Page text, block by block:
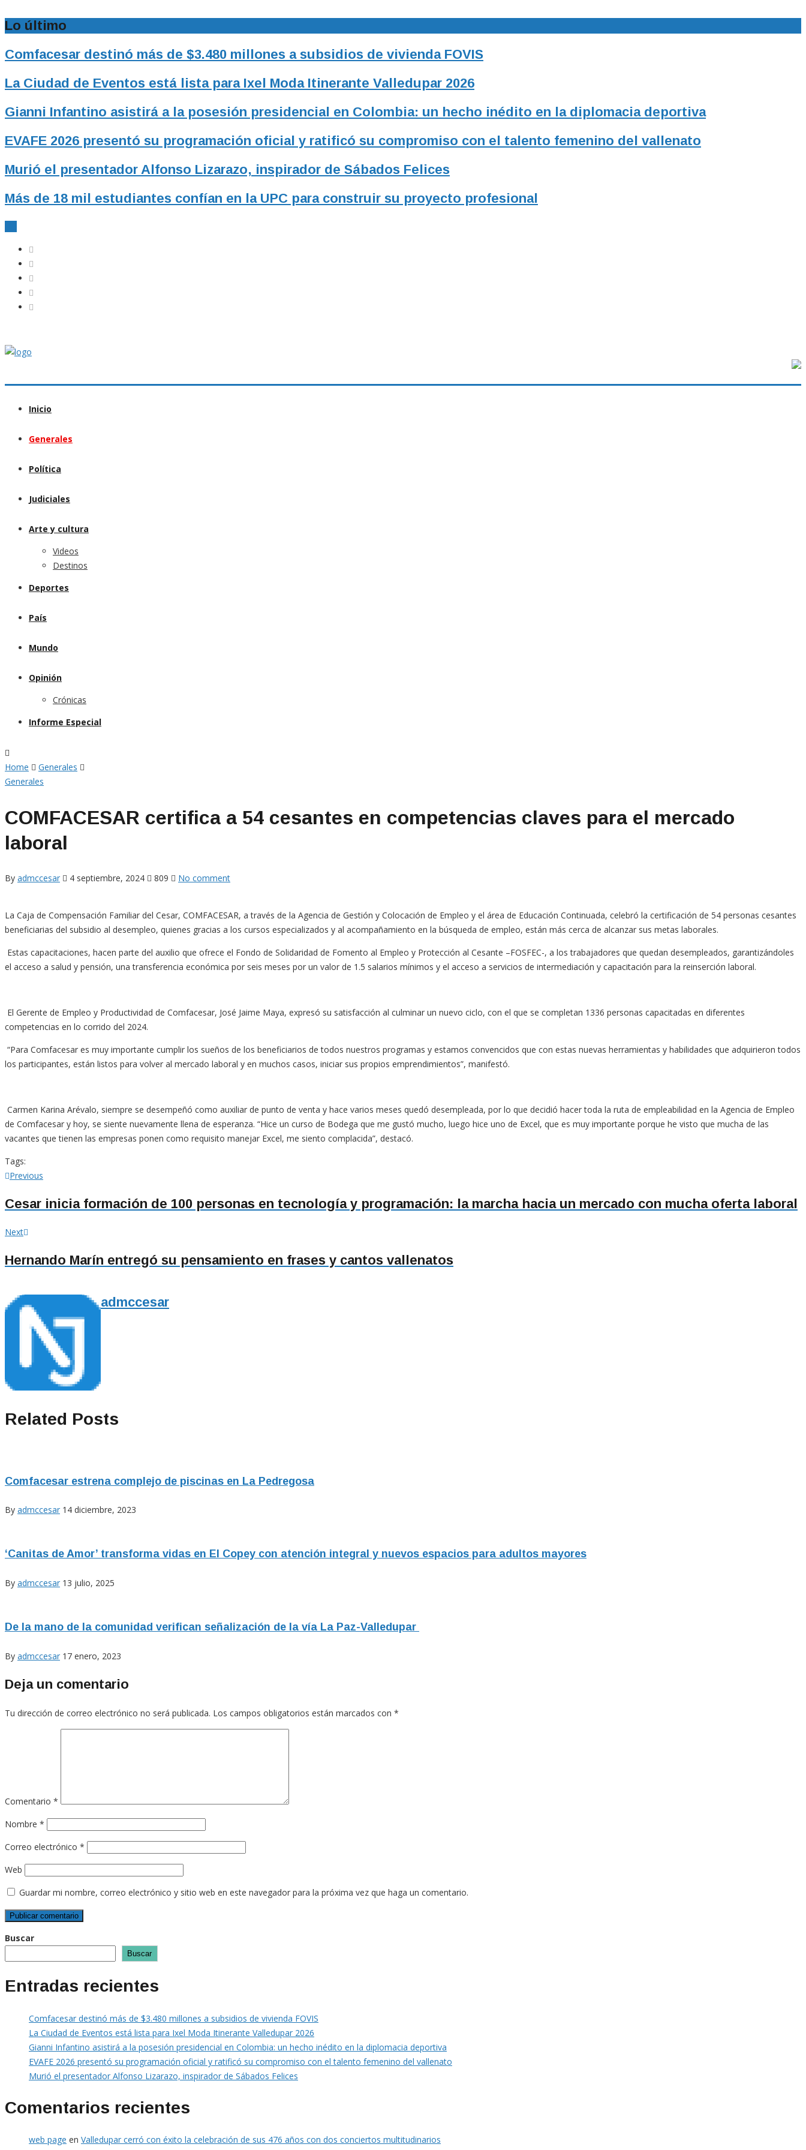
Lo último
Comfacesar destinó más de $3.480 millones a subsidios de vivienda FOVIS
La Ciudad de Eventos está lista para Ixel Moda Itinerante Valledupar 2026
Gianni Infantino asistirá a la posesión presidencial en Colombia: un hecho inédito en la diplomacia deportiva
EVAFE 2026 presentó su programación oficial y ratificó su compromiso con el talento femenino del vallenato
Murió el presentador Alfonso Lizarazo, inspirador de Sábados Felices
Más de 18 mil estudiantes confían en la UPC para construir su proyecto profesional
Inicio
Generales
Política
Judiciales
Arte y cultura
Videos
Destinos
Deportes
País
Mundo
Opinión
Crónicas
Informe Especial
Home
Generales
Generales
COMFACESAR certifica a 54 cesantes en competencias claves para el mercado
laboral
By admccesar 4 septiembre, 2024 809 No comment
La Caja de Compensación Familiar del Cesar, COMFACESAR, a través de la Agencia de Gestión y Colocación de Empleo y el área de Educación Continuada, celebró la certificación de 54 personas cesantes
beneficiarias del subsidio al desempleo, quienes gracias a los cursos especializados y al acompañamiento en la búsqueda de empleo, están más cerca de alcanzar sus metas laborales.
Estas capacitaciones, hacen parte del auxilio que ofrece el Fondo de Solidaridad de Fomento al Empleo y Protección al Cesante –FOSFEC-, a los trabajadores que quedan desempleados, garantizándoles
el acceso a salud y pensión, una transferencia económica por seis meses por un valor de 1.5 salarios mínimos y el acceso a servicios de intermediación y capacitación para la reinserción laboral.
El Gerente de Empleo y Productividad de Comfacesar, José Jaime Maya, expresó su satisfacción al culminar un nuevo ciclo, con el que se completan 1336 personas capacitadas en diferentes
competencias en lo corrido del 2024.
“Para Comfacesar es muy importante cumplir los sueños de los beneficiarios de todos nuestros programas y estamos convencidos que con estas nuevas herramientas y habilidades que adquirieron todos
los participantes, están listos para volver al mercado laboral y en muchos casos, iniciar sus propios emprendimientos”, manifestó.
Carmen Karina Arévalo, siempre se desempeñó como auxiliar de punto de venta y hace varios meses quedó desempleada, por lo que decidió hacer toda la ruta de empleabilidad en la Agencia de Empleo
de Comfacesar y hoy, se siente nuevamente llena de esperanza. “Hice un curso de Bodega que me gustó mucho, luego hice uno de Excel, que es muy importante porque he visto que mucha de las
vacantes que tienen las empresas ponen como requisito manejar Excel, me siento complacida”, destacó.
Tags:
Navegación
de
Previous
Cesar inicia formación de 100 personas en tecnología y programación: la marcha hacia un mercado con mucha oferta laboral
Next
Hernando Marín entregó su pensamiento en frases y cantos vallenatos
admccesar
Related Posts
Comfacesar estrena complejo de piscinas en La Pedregosa
By admccesar 14 diciembre, 2023
‘Canitas de Amor’ transforma vidas en El Copey con atención integral y nuevos espacios para adultos mayores
By admccesar 13 julio, 2025
De la mano de la comunidad verifican señalización de la vía La Paz-Valledupar
By admccesar 17 enero, 2023
Deja un comentario
Tu dirección de correo electrónico no será publicada. Los campos obligatorios están marcados con *
Comentario *
Nombre *
Correo electrónico *
Web
Guardar mi nombre, correo electrónico y sitio web en este navegador para la próxima vez que haga un comentario.
Buscar
Buscar
Entradas recientes
Comfacesar destinó más de $3.480 millones a subsidios de vivienda FOVIS
La Ciudad de Eventos está lista para Ixel Moda Itinerante Valledupar 2026
Gianni Infantino asistirá a la posesión presidencial en Colombia: un hecho inédito en la diplomacia deportiva
EVAFE 2026 presentó su programación oficial y ratificó su compromiso con el talento femenino del vallenato
Murió el presentador Alfonso Lizarazo, inspirador de Sábados Felices
Comentarios recientes
web page en Valledupar cerró con éxito la celebración de sus 476 años con dos conciertos multitudinarios